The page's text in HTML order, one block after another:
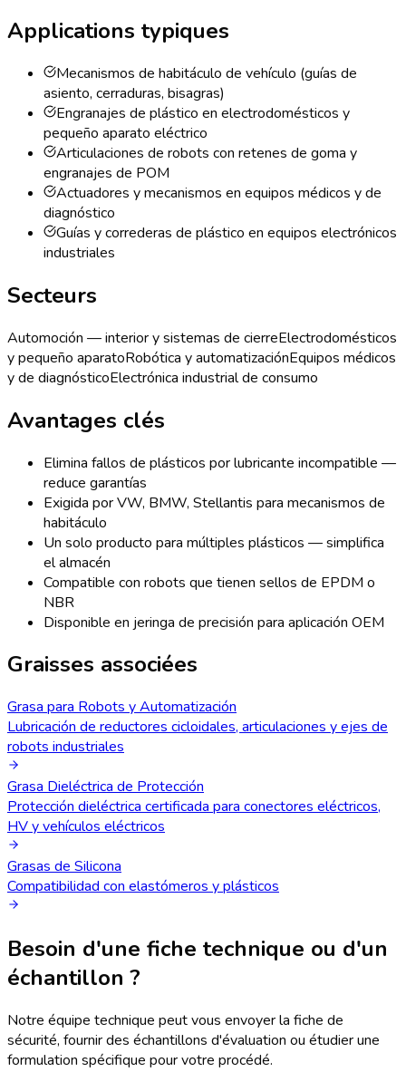
Applications typiques
Mecanismos de habitáculo de vehículo (guías de
asiento, cerraduras, bisagras)
Engranajes de plástico en electrodomésticos y
pequeño aparato eléctrico
Articulaciones de robots con retenes de goma y
engranajes de POM
Actuadores y mecanismos en equipos médicos y de
diagnóstico
Guías y correderas de plástico en equipos electrónicos
industriales
Secteurs
Automoción — interior y sistemas de cierreElectrodomésticos
y pequeño aparatoRobótica y automatizaciónEquipos médicos
y de diagnósticoElectrónica industrial de consumo
Avantages clés
Elimina fallos de plásticos por lubricante incompatible —
reduce garantías
Exigida por VW, BMW, Stellantis para mecanismos de
habitáculo
Un solo producto para múltiples plásticos — simplifica
el almacén
Compatible con robots que tienen sellos de EPDM o
NBR
Disponible en jeringa de precisión para aplicación OEM
Graisses associées
Grasa para Robots y Automatización
Lubricación de reductores cicloidales, articulaciones y ejes de
robots industriales
Grasa Dieléctrica de Protección
Protección dieléctrica certificada para conectores eléctricos,
HV y vehículos eléctricos
Grasas de Silicona
Compatibilidad con elastómeros y plásticos
Besoin d'une fiche technique ou d'un
échantillon ?
Notre équipe technique peut vous envoyer la fiche de
sécurité, fournir des échantillons d'évaluation ou étudier une
formulation spécifique pour votre procédé.